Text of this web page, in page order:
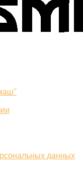
данных